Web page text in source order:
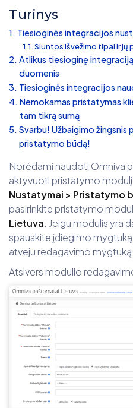
Turinys
Tiesioginės integracijos
Siuntos išvežimo tipai ir jų
Atlikus tiesioginę
duomenis
Tiesioginės integracijos
Nemokamas pristatymas
tam tikrą sumą
Svarbu! Užbaigimo
pristatymo būdą!
Norėdami naudoti Omniva
aktyvuoti pristatymo
Nustatymai > Pristatymo
pasirinkite pristatymo
Lietuva. Jeigu modulis yra
spauskite įdiegimo mygtuką
atveju redagavimo
Atsivers modulio